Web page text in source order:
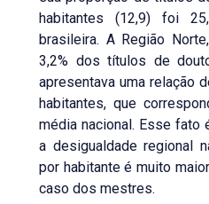
habitantes (12,9) foi
brasileira. A Região
3,2% dos títulos de
apresentava uma relação
habitantes, que
média nacional. Esse fato
a desigualdade regional
por habitante é muito
caso dos mestres.